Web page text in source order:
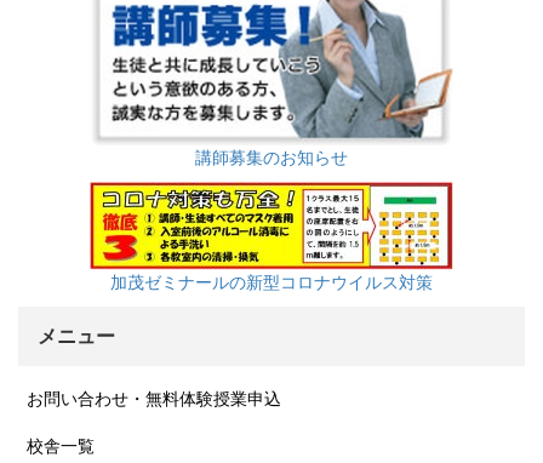
講師募集のお知らせ
加茂ゼミナールの新型コロナウイルス対策
メニュー
お問い合わせ・無料体験授業申込
校舎一覧